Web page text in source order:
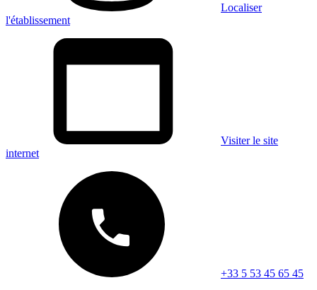
Localiser
l'établissement
Visiter le site
internet
+33 5 53 45 65 45